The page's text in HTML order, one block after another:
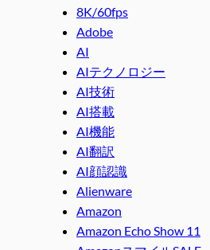
8K/60fps
Adobe
AI
AIテクノロジー
AI技術
AI搭載
AI機能
AI翻訳
AI顔認識
Alienware
Amazon
Amazon Echo Show 11